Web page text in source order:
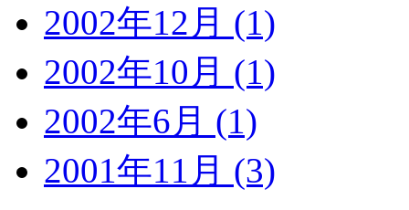
2002年12月 (1)
2002年10月 (1)
2002年6月 (1)
2001年11月 (3)